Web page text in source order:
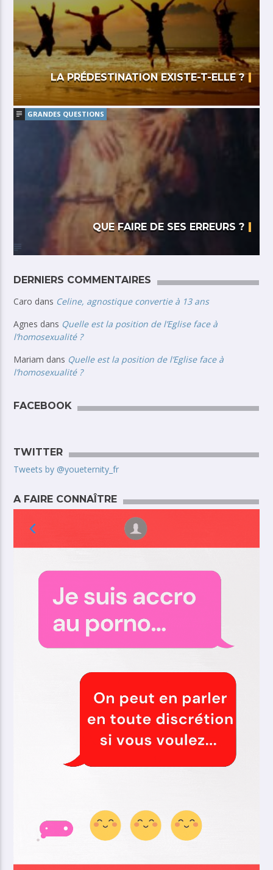
LA PRÉDESTINATION EXISTE-T-ELLE ?
GRANDES QUESTIONS
QUE FAIRE DE SES ERREURS ?
DERNIERS COMMENTAIRES
Caro dans Celine, agnostique convertie à 13 ans
Agnes dans Quelle est la position de l’Eglise face à
l’homosexualité ?
Mariam dans Quelle est la position de l’Eglise face à
l’homosexualité ?
FACEBOOK
TWITTER
Tweets by @youeternity_fr
A FAIRE CONNAÎTRE